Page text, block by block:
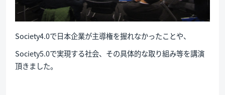
Society4.0で日本企業が主導権を握れなかったことや、
Society5.0で実現する社会、その具体的な取り組み等を講演
頂きました。